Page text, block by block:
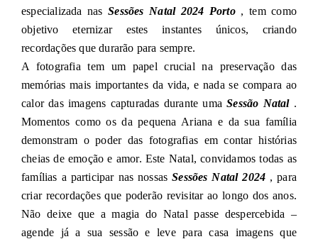
especializada nasSessões Natal 2024 Porto, tem como
objetivo eternizar estes instantes únicos, criando
recordações que durarão para sempre.
A fotografia tem um papel crucial na preservação das
memórias mais importantes da vida, e nada se compara ao
calor das imagens capturadas durante uma Sessão Natal .
Momentos como os da pequena Ariana e da sua família
demonstram o poder das fotografias em contar histórias
cheias de emoção e amor. Este Natal, convidamos todas as
famílias a participar nas nossasSessões Natal 2024 , para
criar recordações que poderão revisitar ao longo dos anos.
Não deixe que a magia do Natal passe despercebida –
agende já a sua sessão e leve para casa imagens que